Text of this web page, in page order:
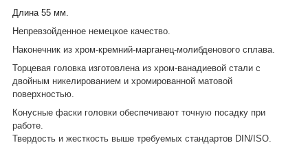
Длина 55 мм.
Непревзойденное немецкое качество.
Наконечник из хром-кремний-марганец-молибденового сплава.
Торцевая головка изготовлена из хром-ванадиевой стали с
двойным никелированием и хромированной матовой
поверхностью.
Конусные фаски головки обеспечивают точную посадку при
работе.
Твердость и жесткость выше требуемых стандартов DIN/ISO.